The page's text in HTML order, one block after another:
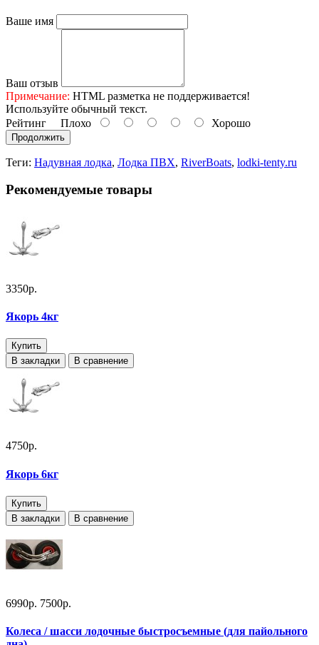
Ваше имя
Ваш отзыв
Примечание: HTML разметка не поддерживается!
Используйте обычный текст.
Рейтинг Плохо Хорошо
Продолжить
Теги: Надувная лодка, Лодка ПВХ, RiverBoats, lodki-tenty.ru
Рекомендуемые товары
3350р.
Якорь 4кг
Купить
В закладки
В сравнение
4750р.
Якорь 6кг
Купить
В закладки
В сравнение
6990р. 7500р.
Колеса / шасси лодочные быстросъемные (для пайольного